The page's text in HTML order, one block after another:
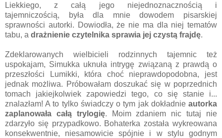
Liekkiego, z całą jego niejednoznacznością i
tajemniczością, była dla mnie dowodem pisarskiej
sprawności autorki. Dowiodła, że nie ma dla niej tematów
tabu, a drażnienie czytelnika sprawia jej czystą frajdę.
Zdeklarowanych wielbicieli rodzinnych tajemnic też
uspokajam, Simukka uknuła intrygę związaną z prawdą o
przeszłości Lumikki, która choć nieprawdopodobna, jest
jednak możliwa. Próbowałam doszukać się w poprzednich
tomach jakiejkolwiek zapowiedzi tego, co się stanie i...
znalazłam! A to tylko świadczy o tym jak dokładnie autorka
zaplanowała całą trylogię. Moim zdaniem nic tutaj nie
zdarzyło się przypadkowo. Bohaterka została wykreowana
konsekwentnie, niesamowicie spójnie i w stylu godnym